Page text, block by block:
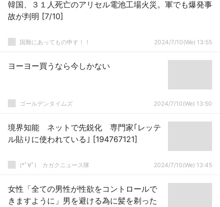
韓国、３１人死亡のアリセル電池工場火災。軍でも爆発事
故が判明 [7/10]
国難にあってもの申す！！ 2024/7/10(We) 13:55
ヨーヨー買うなら今しかない
ゴールデンタイムズ 2024/7/10(We) 13:50
境界知能 ネットで先鋭化 専門家｢レッテ
ル貼りに使われている｣ [194767121]
(*ﾟ∀ﾟ)ゞカガクニュース隊 2024/7/10(We) 13:45
女性「全ての男性が性欲をコントロールで
きますように」男を避ける為に髪を剃った